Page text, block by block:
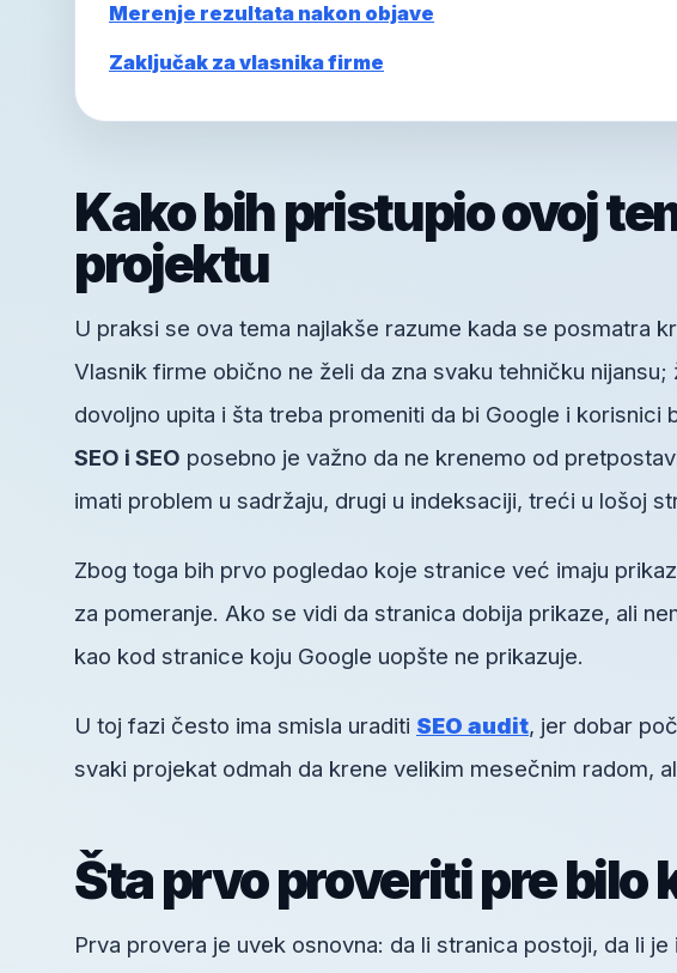
Merenje rezultata nakon objave
Zaključak za vlasnika firme
Kako bih pristupio ovoj
projektu
U praksi se ova tema najlakše razume kada se posmatra
Vlasnik firme obično ne želi da zna svaku tehničku
dovoljno upita i šta treba promeniti da bi Google i korisnici
SEO i SEO posebno je važno da ne krenemo od
imati problem u sadržaju, drugi u indeksaciji, treći u lošoj
Zbog toga bih prvo pogledao koje stranice već imaju
za pomeranje. Ako se vidi da stranica dobija prikaze, ali
kao kod stranice koju Google uopšte ne prikazuje.
U toj fazi često ima smisla uraditi SEO audit, jer dobar
svaki projekat odmah da krene velikim mesečnim radom,
Šta prvo proveriti pre bilo
Prva provera je uvek osnovna: da li stranica postoji, da li